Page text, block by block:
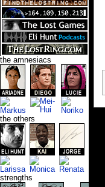
the amnesiacs
the others
strengths